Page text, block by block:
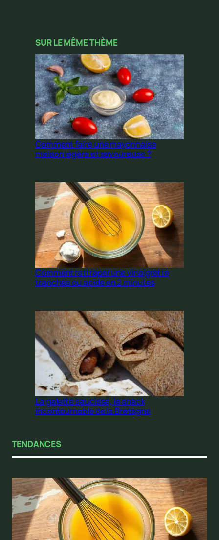
SUR LE MÊME THÈME
Comment faire une mayonnaise
maison légère et savoureuse ?
Comment rattraper une vinaigrette
tranchée ou acide en 2 minutes
La galette saucisse, le snack
incontournable de la Bretagne
TENDANCES